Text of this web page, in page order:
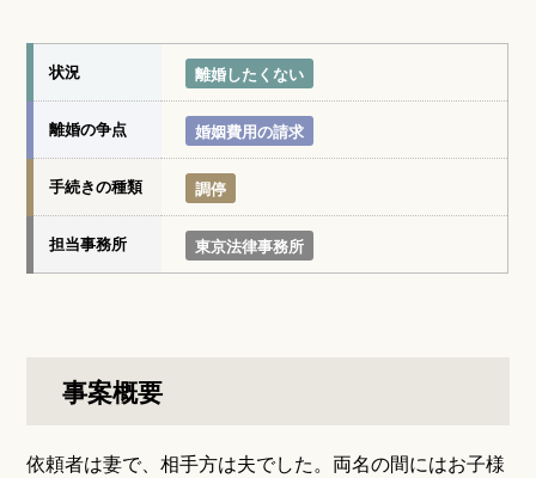
状況 離婚したくない
離婚の争点 婚姻費用の請求
手続きの種類 調停
担当事務所 東京法律事務所
事案概要
依頼者は妻で、相手方は夫でした。両名の間にはお子様